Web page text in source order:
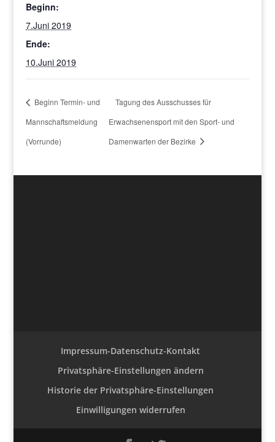
Beginn:
7.Juni 2019
Ende:
10.Juni 2019
Beginn Termin- und
Mannschaftsmeldung
(Vorrunde)
Tagung des Ausschusses für
Erwachsenensport mit den Sport- und
Damenwarten der Bezirke
Impressum-Datenschutz-Kontakt
Privatsphäre-Einstellungen ändern
Historie der Privatsphäre-Einstellungen
Einwilligungen widerrufen